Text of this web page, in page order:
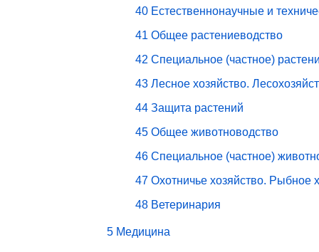
40 Естественнонаучные и
41 Общее растениеводство
42 Специальное (частное)
43 Лесное хозяйство.
44 Защита растений
45 Общее животноводство
46 Специальное (частное)
47 Охотничье хозяйство. Рыбное
48 Ветеринария
5 Медицина